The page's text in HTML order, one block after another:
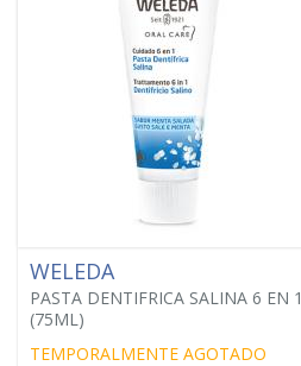
WELEDA
PASTA DENTIFRICA SALINA 6 EN 1
(75ML)
TEMPORALMENTE AGOTADO